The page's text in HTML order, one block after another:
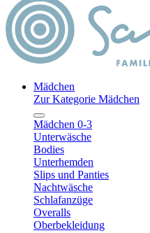
Mädchen
Zur Kategorie Mädchen
Mädchen 0-3
Unterwäsche
Bodies
Unterhemden
Slips und Panties
Nachtwäsche
Schlafanzüge
Overalls
Oberbekleidung